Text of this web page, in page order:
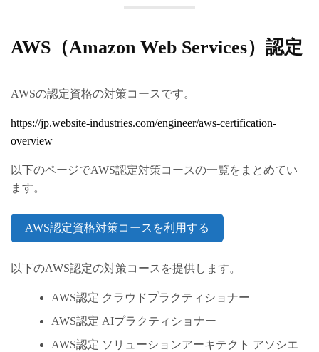
AWS（Amazon Web Services）認定
AWSの認定資格の対策コースです。
https://jp.website-industries.com/engineer/aws-certification-
overview
以下のページでAWS認定対策コースの一覧をまとめてい
ます。
AWS認定資格対策コースを利用する
以下のAWS認定の対策コースを提供します。
AWS認定 クラウドプラクティショナー
AWS認定 AIプラクティショナー
AWS認定 ソリューションアーキテクト アソシエ